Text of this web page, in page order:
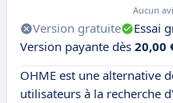
Aucun
Version gratuite Essai
Version payante dès 20,00
OHME est une alternative
utilisateurs à la recherche